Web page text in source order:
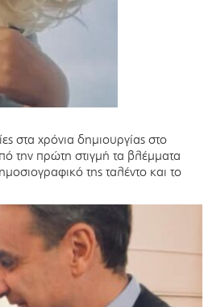
στα χρόνια δημιουργίας στο
την πρώτη στιγμή τα βλέμματα
της ταλέντο και το